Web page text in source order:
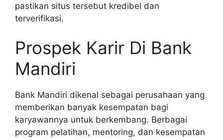
pastikan situs tersebut kredibel dan
terverifikasi.
Prospek Karir Di Bank
Mandiri
Bank Mandiri dikenal sebagai perusahaan yang
memberikan banyak kesempatan bagi
karyawannya untuk berkembang. Berbagai
program pelatihan, mentoring, dan kesempatan